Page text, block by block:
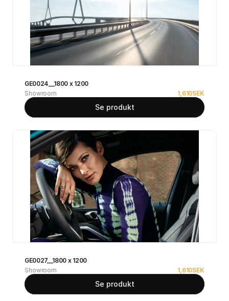
GE0024__1800 x 1200
Showroom
1,610SEK
Se produkt
GE0027__1800 x 1200
Showroom
1,610SEK
Se produkt